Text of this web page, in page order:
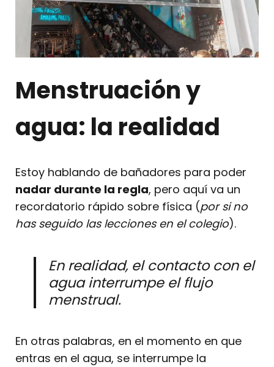
Menstruación y
agua: la realidad
Estoy hablando de bañadores para poder
nadar durante la regla, pero aquí va un
recordatorio rápido sobre física (por si no
has seguido las lecciones en el colegio).
En realidad, el contacto con el
agua interrumpe el flujo
menstrual.
En otras palabras, en el momento en que
entras en el agua, se interrumpe la